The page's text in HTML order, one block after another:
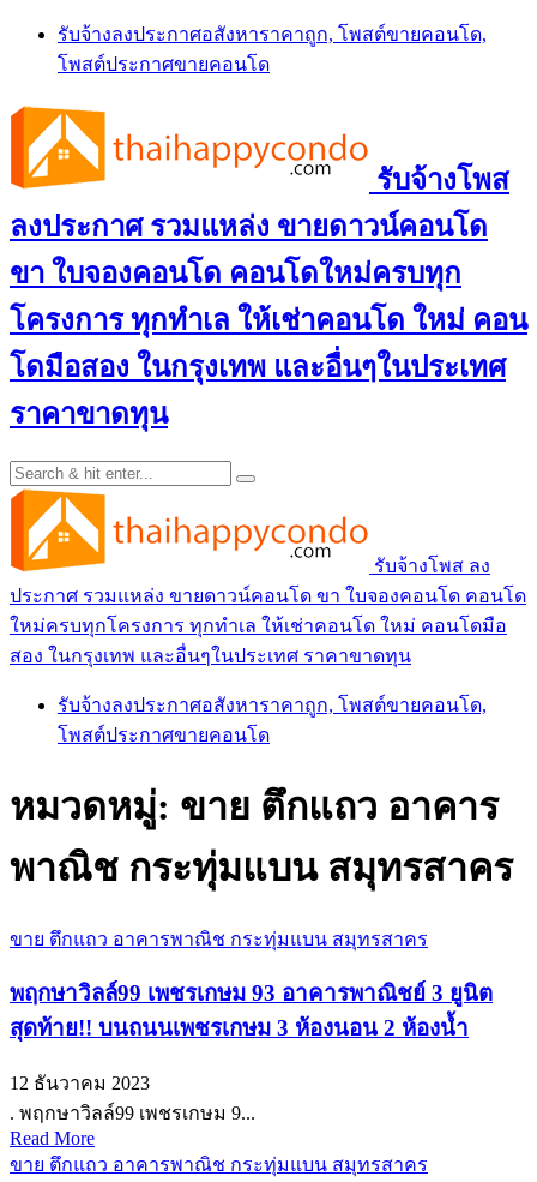
Skip
content
รับจ้างลงประกาศอสังหาราคาถูก, โพสต์ขายคอนโด,
โพสต์ประกาศขายคอนโด
รับจ้างโพส
ลงประกาศ รวมแหล่ง ขายดาวน์คอนโด
ขา ใบจองคอนโด คอนโดใหม่ครบทุก
โครงการ ทุกทำเล ให้เช่าคอนโด ใหม่ คอน
โดมือสอง ในกรุงเทพ และอื่นๆในประเทศ
ราคาขาดทุน
รับจ้างโพส ลง
ประกาศ รวมแหล่ง ขายดาวน์คอนโด ขา ใบจองคอนโด คอนโด
ใหม่ครบทุกโครงการ ทุกทำเล ให้เช่าคอนโด ใหม่ คอนโดมือ
สอง ในกรุงเทพ และอื่นๆในประเทศ ราคาขาดทุน
รับจ้างลงประกาศอสังหาราคาถูก, โพสต์ขายคอนโด,
โพสต์ประกาศขายคอนโด
หมวดหมู่: ขาย ตึกแถว อาคาร
พาณิช กระทุ่มแบน สมุทรสาคร
ขาย ตึกแถว อาคารพาณิช กระทุ่มแบน สมุทรสาคร
พฤกษาวิลล์99 เพชรเกษม 93 อาคารพาณิชย์ 3 ยูนิต
สุดท้าย!! บนถนนเพชรเกษม 3 ห้องนอน 2 ห้องน้ำ
12 ธันวาคม 2023
. พฤกษาวิลล์99 เพชรเกษม 9...
Read More
ขาย ตึกแถว อาคารพาณิช กระทุ่มแบน สมุทรสาคร